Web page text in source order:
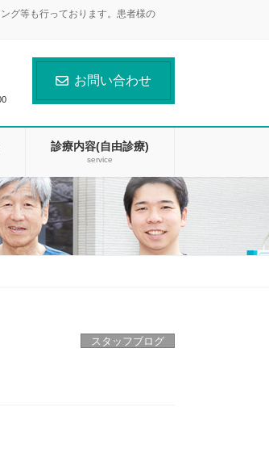
グ等も行っております。患者様の
お問い合わせ
診療内容(自由診療)
service
スタッフブログ